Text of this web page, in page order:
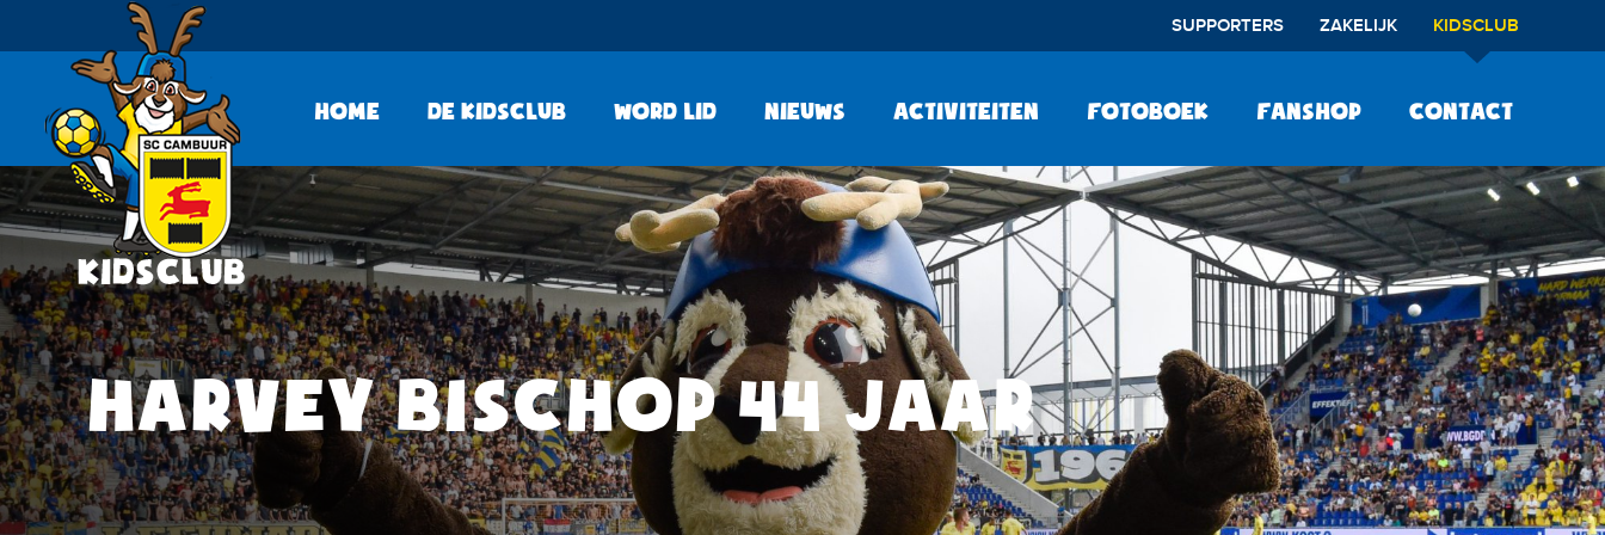
SUPPORTERS ZAKELIJK KIDSCLUB
Home De KidsClub Word lid Nieuws Activiteiten Fotoboek Fanshop Contact
HARVEY BISCHOP 44 JAAR